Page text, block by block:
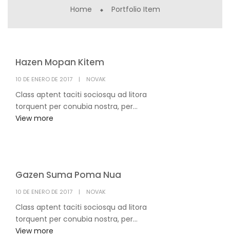
Home Portfolio Item
Hazen Mopan Kitem
POSTED
10 DE ENERO DE 2017 NOVAK
Class aptent taciti sociosqu ad litora
torquent per conubia nostra, per...
View more
Gazen Suma Poma Nua
POSTED
10 DE ENERO DE 2017 NOVAK
Class aptent taciti sociosqu ad litora
torquent per conubia nostra, per...
View more